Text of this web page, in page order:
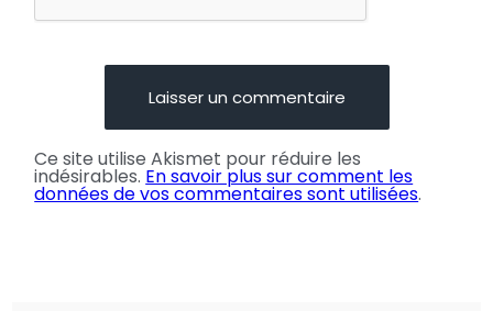
Ce site utilise Akismet pour réduire les
indésirables. En savoir plus sur comment les
données de vos commentaires sont utilisées.